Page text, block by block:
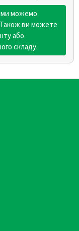
ми можемо
Також ви можете
або
складу.